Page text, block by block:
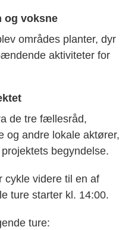
og voksne
områdes planter, dyr
aktiviteter for
de tre fællesråd,
og andre lokale aktører,
begyndelse.
cykle videre til en af
ture starter kl. 14:00.
ture: